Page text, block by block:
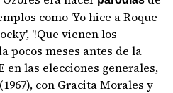
como 'Yo hice a Roque
'!Que vienen los
pocos meses antes de la
en las elecciones generales,
con Gracita Morales y